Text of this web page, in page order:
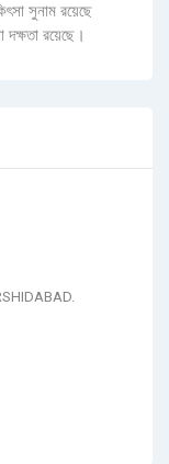
সুনাম রয়েছে
রয়েছে।